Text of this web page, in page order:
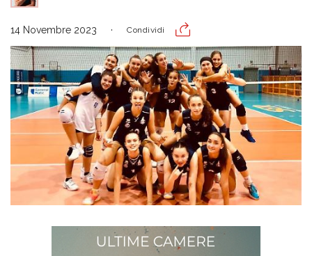
14 Novembre 2023 Condividi